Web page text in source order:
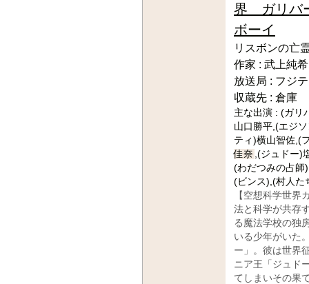
界 ガリバ
ボーイ
リスボンの亡
作家 : 武上純希
放送局 : フジ
収蔵先 : 倉庫
主な出演 : (ガリ
山口勝平,(エジ
ティ)横山智佐,(
佳奈 ,(ジュドー)
(わだつみの占師
(ビンス),(村人た
【空想科学世界
法と科学が共存
る魔法学校の独
いる少年がいた
ー」。彼は世界
ニア王「ジュド
てしまいその果